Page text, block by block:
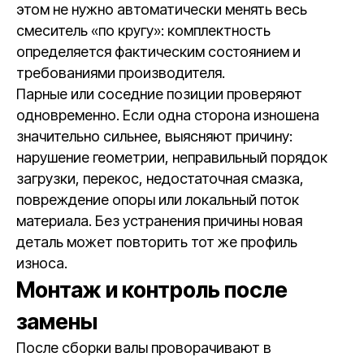
этом не нужно автоматически менять весь
смеситель «по кругу»: комплектность
определяется фактическим состоянием и
требованиями производителя.
Парные или соседние позиции проверяют
одновременно. Если одна сторона изношена
значительно сильнее, выясняют причину:
нарушение геометрии, неправильный порядок
загрузки, перекос, недостаточная смазка,
повреждение опоры или локальный поток
материала. Без устранения причины новая
деталь может повторить тот же профиль
износа.
Монтаж и контроль после
замены
После сборки валы проворачивают в